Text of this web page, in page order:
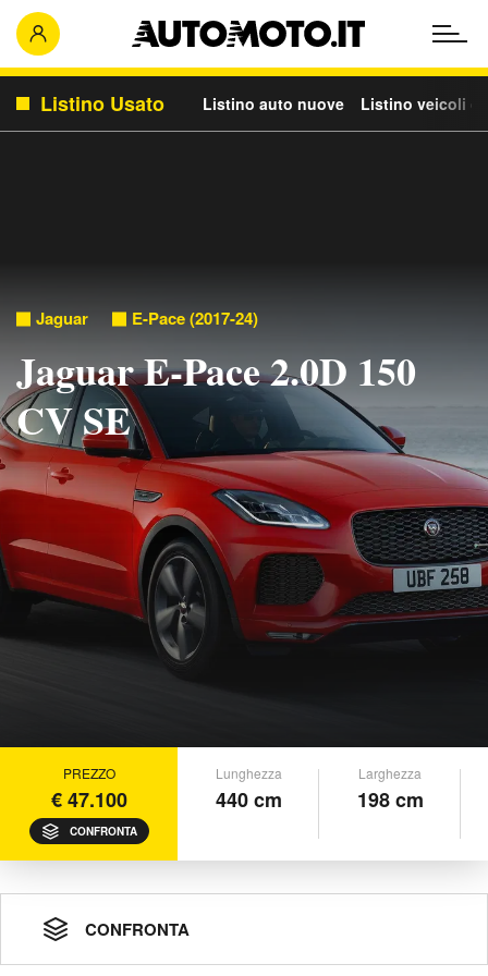
Listino Usato Listino auto nuove Listino veicoli
Jaguar E-Pace (2017-24)
Jaguar E-Pace 2.0D 150
CV SE
PREZZO
€ 47.100
CONFRONTA
Lunghezza
440 cm
Larghezza
198 cm
CONFRONTA